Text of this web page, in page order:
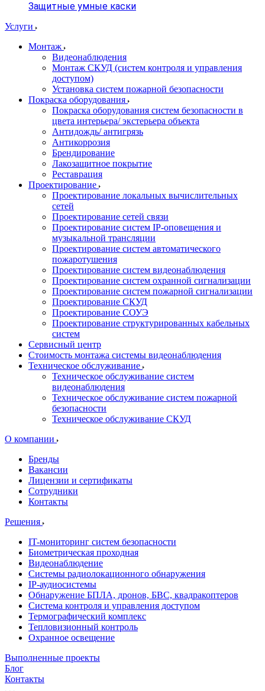
Защитные умные каски
Услуги
Монтаж
Видеонаблюдения
Монтаж СКУД (систем контроля и управления
доступом)
Установка систем пожарной безопасности
Покраска оборудования
Покраска оборудования систем безопасности в
цвета интерьера/ экстерьера объекта
Антидождь/ антигрязь
Антикоррозия
Брендирование
Лакозащитное покрытие
Реставрация
Проектирование
Проектирование локальных вычислительных
сетей
Проектирование сетей связи
Проектирование систем IP-оповещения и
музыкальной трансляции
Проектирование систем автоматического
пожаротушения
Проектирование систем видеонаблюдения
Проектирование систем охранной сигнализации
Проектирование систем пожарной сигнализации
Проектирование СКУД
Проектирование СОУЭ
Проектирование структурированных кабельных
систем
Сервисный центр
Стоимость монтажа системы видеонаблюдения
Техническое обслуживание
Техническое обслуживание систем
видеонаблюдения
Техническое обслуживание систем пожарной
безопасности
Техническое обслуживание СКУД
О компании
Бренды
Вакансии
Лицензии и сертификаты
Сотрудники
Контакты
Решения
IT-мониторинг систем безопасности
Биометрическая проходная
Видеонаблюдение
Системы радиолокационного обнаружения
IP-аудиосистемы
Обнаружение БПЛА, дронов, БВС, квадракоптеров
Система контроля и управления доступом
Термографический комплекс
Тепловизионный контроль
Охранное освещение
Выполненные проекты
Блог
Контакты